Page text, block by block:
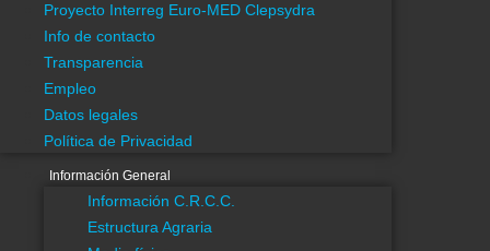
Proyecto Interreg Euro-MED Clepsydra
Info de contacto
Transparencia
Empleo
Datos legales
Política de Privacidad
Información General
Información C.R.C.C.
Estructura Agraria
Acceso a la Gestión de Riegos Online
Impresos y Solicitudes